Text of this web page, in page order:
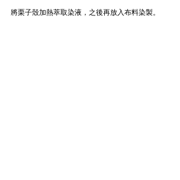
將栗子殼加熱萃取染液，之後再放入布料染製。